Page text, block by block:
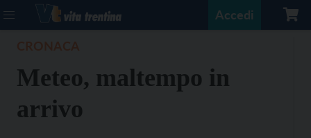
Accedi
Meteo, maltempo in
arrivo